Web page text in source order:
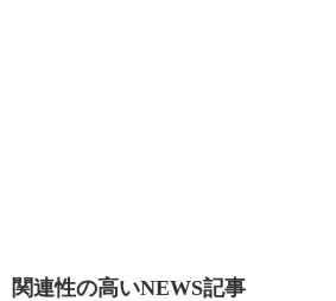
関連性の高いNEWS記事